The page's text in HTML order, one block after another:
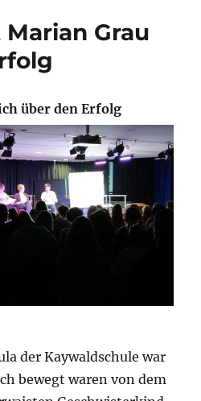
Grau
über den Erfolg
der Kaywaldschule war
bewegt waren von dem